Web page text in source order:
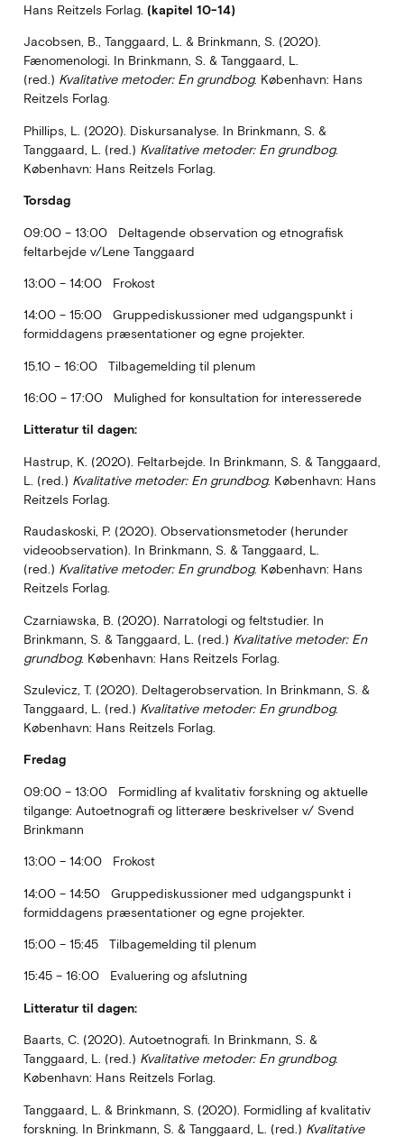
Hans Reitzels Forlag. (kapitel 10-14)
Jacobsen, B., Tanggaard, L. & Brinkmann, S. (2020).
Fænomenologi. In Brinkmann, S. & Tanggaard, L.
(red.) Kvalitative metoder: En grundbog. København: Hans
Reitzels Forlag.
Phillips, L. (2020). Diskursanalyse. In Brinkmann, S. &
Tanggaard, L. (red.) Kvalitative metoder: En grundbog.
København: Hans Reitzels Forlag.
Torsdag
09:00 – 13:00 Deltagende observation og etnografisk
feltarbejde v/Lene Tanggaard
13:00 – 14:00 Frokost
14:00 – 15:00 Gruppediskussioner med udgangspunkt i
formiddagens præsentationer og egne pro­jekter.
15.10 – 16:00 Tilbagemelding til plenum
16:00 – 17:00 Mulighed for konsultation for interesserede
Litteratur til dagen:
Hastrup, K. (2020). Feltarbejde. In Brinkmann, S. & Tanggaard,
L. (red.) Kvalitative metoder: En grundbog. København: Hans
Reitzels Forlag.
Raudaskoski, P. (2020). Observationsmetoder (herunder
videoobservation). In Brinkmann, S. & Tanggaard, L.
(red.) Kvalitative metoder: En grundbog. København: Hans
Reitzels Forlag.
Czarniawska, B. (2020). Narratologi og feltstudier. In
Brinkmann, S. & Tanggaard, L. (red.) Kvalitative metoder: En
grundbog. København: Hans Reitzels Forlag.
Szulevicz, T. (2020). Deltagerobservation. In Brinkmann, S. &
Tanggaard, L. (red.) Kvalitative metoder: En grundbog.
København: Hans Reitzels Forlag.
Fredag
09:00 – 13:00 Formidling af kvalitativ forskning og aktuelle
tilgange: Autoetnografi og litterære beskrivelser v/ Svend
Brinkmann
13:00 – 14:00 Frokost
14:00 – 14:50 Gruppediskussioner med udgangspunkt i
formiddagens præsentationer og egne pro­jekter.
15:00 – 15:45 Tilbagemelding til plenum
15:45 – 16:00 Evaluering og afslutning
Litteratur til dagen:
Baarts, C. (2020). Autoetnografi. In Brinkmann, S. &
Tanggaard, L. (red.) Kvalitative metoder: En grundbog.
København: Hans Reitzels Forlag.
Tanggaard, L. & Brinkmann, S. (2020). Formidling af kvalitativ
forskning. In Brinkmann, S. & Tanggaard, L. (red.) Kvalitative